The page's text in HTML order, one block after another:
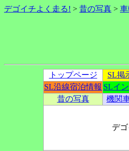
デゴイチよく走る! > 昔の写真 > 車
トップページ SL掲
SL沿線宿泊情報 SLイ
昔の写真
機関
デ